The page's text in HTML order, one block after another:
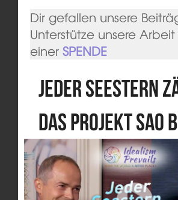
Dir gefallen unsere
Unterstütze unsere
einer SPENDE
Jeder Seestern
Das Projekt Sao